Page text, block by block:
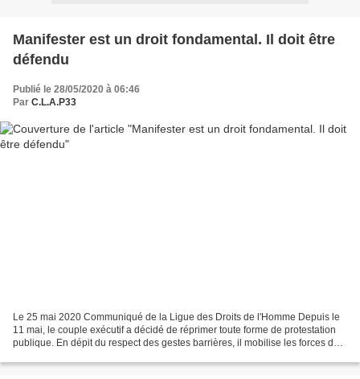
Manifester est un droit fondamental. Il doit être
défendu
Publié le 28/05/2020 à 06:46
Par C.L.A.P33
Le 25 mai 2020 Communiqué de la Ligue des Droits de l'Homme Depuis le
11 mai, le couple exécutif a décidé de réprimer toute forme de protestation
publique. En dépit du respect des gestes barrières, il mobilise les forces de